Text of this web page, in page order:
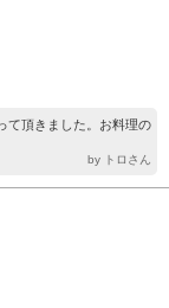
て頂きました。お料理の
by トロさん